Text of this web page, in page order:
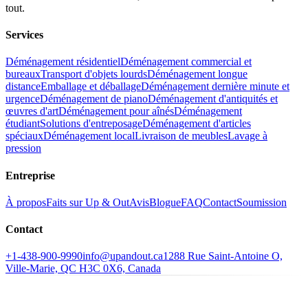
tout.
Services
Déménagement résidentielDéménagement commercial et
bureauxTransport d'objets lourdsDéménagement longue
distanceEmballage et déballageDéménagement dernière minute et
urgenceDéménagement de pianoDéménagement d'antiquités et
œuvres d'artDéménagement pour aînésDéménagement
étudiantSolutions d'entreposageDéménagement d'articles
spéciauxDéménagement localLivraison de meublesLavage à
pression
Entreprise
À proposFaits sur Up & OutAvisBlogueFAQContactSoumission
Contact
+1-438-900-9990info@upandout.ca1288 Rue Saint-Antoine O,
Ville-Marie, QC H3C 0X6, Canada